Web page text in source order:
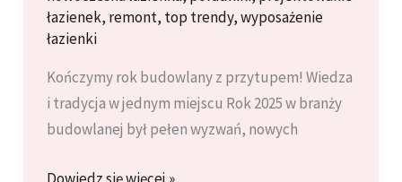
łazienek, remont, top trendy,wyposażenie
łazienki
Kończymy rok budowlany z przytupem! Wiedza
i tradycja w jednym miejscu Rok 2025 w branży
budowlanej był pełen wyzwań, nowych
Szkolenie
Dowiedz się więcej »